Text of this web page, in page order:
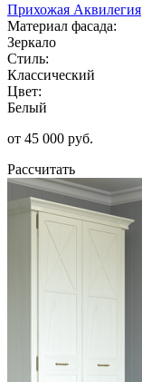
Прихожая Аквилегия
Материал фасада:
Зеркало
Стиль:
Классический
Цвет:
Белый
от 45 000 руб.
Рассчитать